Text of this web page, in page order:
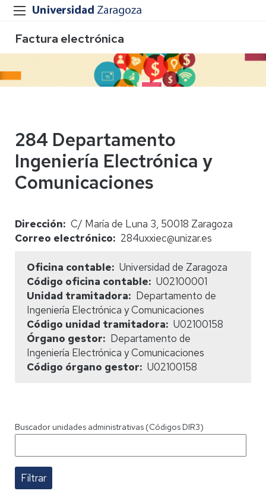
Factura electrónica
284 Departamento
Ingeniería Electrónica y
Comunicaciones
Dirección
C/ María de Luna 3, 50018 Zaragoza
Correo electrónico
284uxxiec@unizar.es
Oficina contable
Universidad de Zaragoza
Código oficina contable
U02100001
Unidad tramitadora
Departamento de
Ingeniería Electrónica y Comunicaciones
Código unidad tramitadora
U02100158
Órgano gestor
Departamento de
Ingeniería Electrónica y Comunicaciones
Código órgano gestor
U02100158
Buscador unidades administrativas (Códigos DIR3)